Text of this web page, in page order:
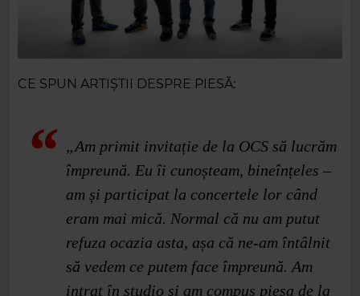
CE SPUN ARTIȘTII DESPRE PIESĂ:
„Am primit invitație de la OCS să lucrăm
împreună. Eu îi cunoșteam, bineînțeles –
am și participat la concertele lor când
eram mai mică. Normal că nu am putut
refuza ocazia asta, așa că ne-am întâlnit
să vedem ce putem face împreună. Am
intrat în studio și am compus piesa de la